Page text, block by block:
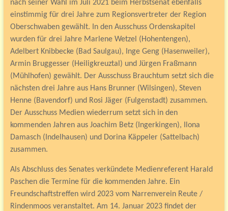
nach seiner Wahl im Juli 2021 beim Herbstsenat ebenfalls
einstimmig für drei Jahre zum Regionsvertreter der Region
Oberschwaben gewählt. In den Ausschuss Ordenskapitel
wurden für drei Jahre Marlene Wetzel (Hohentengen),
Adelbert Knibbecke (Bad Saulgau), Inge Geng (Hasenweiler),
Armin Bruggesser (Heiligkreuztal) und Jürgen Fraßmann
(Mühlhofen) gewählt. Der Ausschuss Brauchtum setzt sich die
nächsten drei Jahre aus Hans Brunner (Wilsingen), Steven
Henne (Bavendorf) und Rosi Jäger (Fulgenstadt) zusammen.
Der Ausschuss Medien wiederrum setzt sich in den
kommenden Jahren aus Joachim Betz (Ingerkingen), Ilona
Damasch (Indelhausen) und Dorina Käppeler (Sattelbach)
zusammen.
Als Abschluss des Senates verkündete Medienreferent Harald
Paschen die Termine für die kommenden Jahre. Ein
Freundschaftstreffen wird 2023 vom Narrenverein Reute /
Rindenmoos veranstaltet. Am 14. Januar 2023 findet der